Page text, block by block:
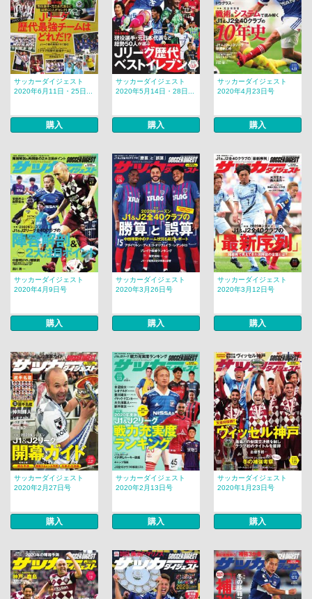
サッカーダイジェスト
2020年6月11日・25日...
購入
サッカーダイジェスト
2020年5月14日・28日...
購入
サッカーダイジェスト
2020年4月23日号
購入
サッカーダイジェスト
2020年4月9日号
購入
サッカーダイジェスト
2020年3月26日号
購入
サッカーダイジェスト
2020年3月12日号
購入
サッカーダイジェスト
2020年2月27日号
購入
サッカーダイジェスト
2020年2月13日号
購入
サッカーダイジェスト
2020年1月23日号
購入